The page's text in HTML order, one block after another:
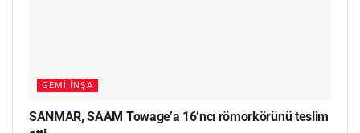
GEMI İNŞA
SANMAR, SAAM Towage’a 16’ncı römorkörünü teslim